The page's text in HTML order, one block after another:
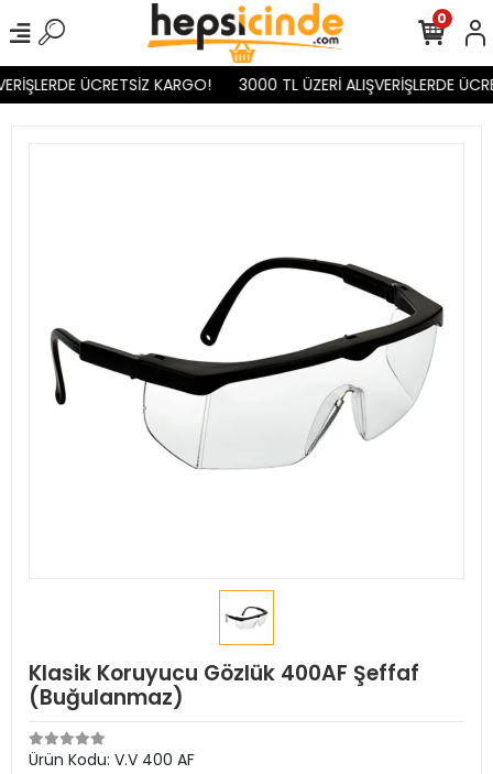
ÜCRETSİZ KARGO! 3000 TL ÜZERİ ALIŞVERİŞLERDE
0
Klasik Koruyucu Gözlük 400AF Şeffaf
(Buğulanmaz)
Ürün Kodu: V.V 400 AF